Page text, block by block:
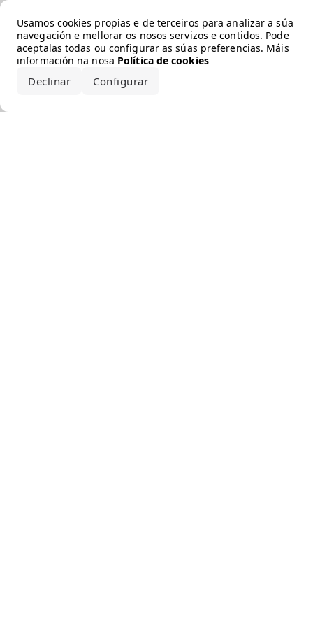
Usamos cookies propias e de terceiros para analizar a súa
navegación e mellorar os nosos servizos e contidos. Pode
aceptalas todas ou configurar as súas preferencias. Máis
información na nosa Política de cookies
Declinar Configurar
Error loading the brand